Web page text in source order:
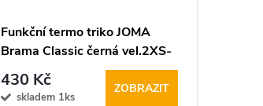
Funkční termo triko JOMA
Brama Classic černá vel.2XS-
XS
430 Kč
skladem 1ks
ZOBRAZIT